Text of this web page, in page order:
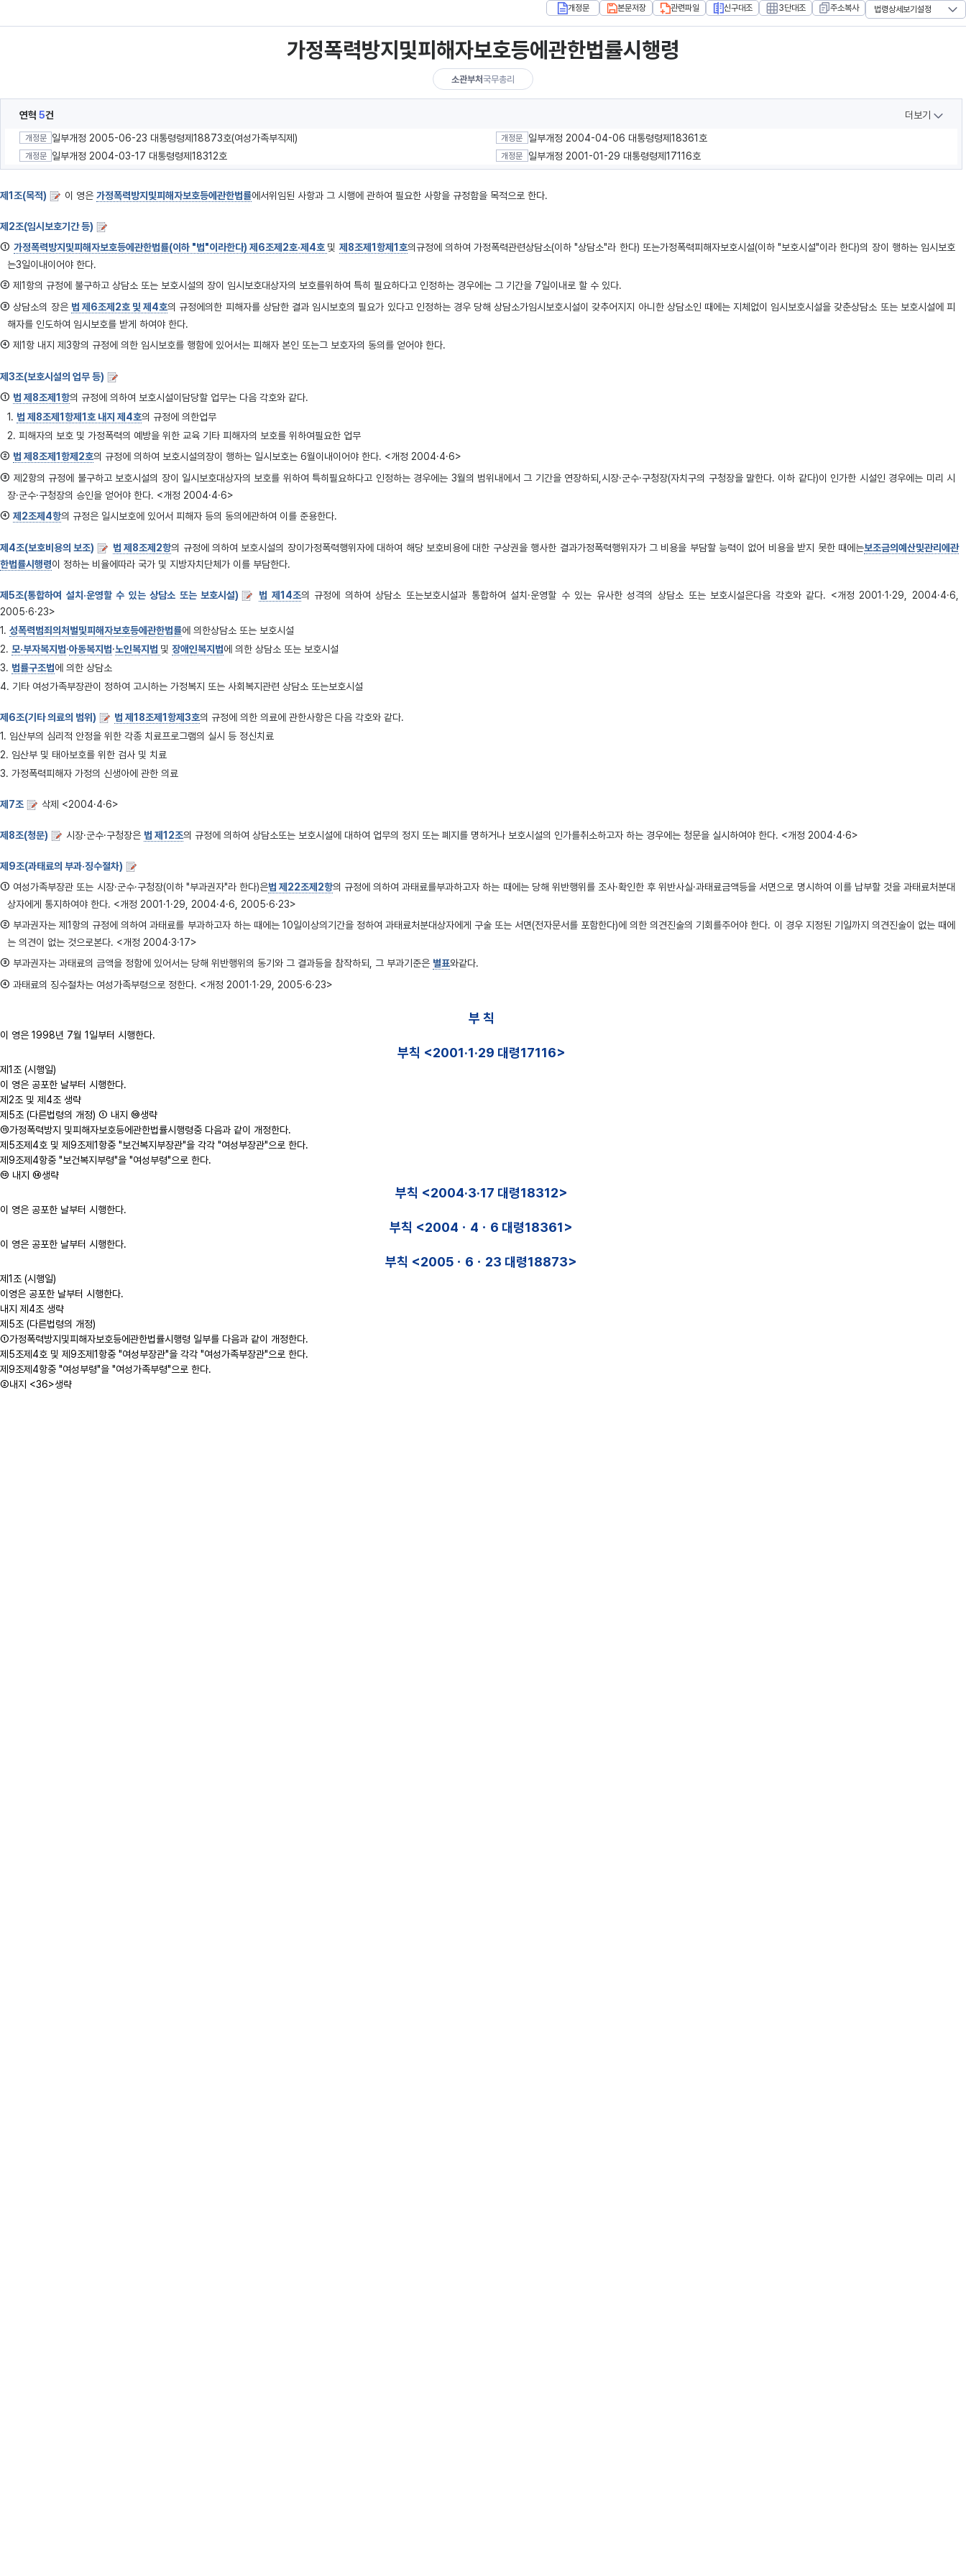
개정문 본문저장 관련파일 신구대조 3단대조 주소복사 법령상세보기설정
가정폭력방지및피해자보호등에관한법률시행령
소관부처국무총리
연혁 5건 더보기
개정문 일부개정 2005-06-23 대통령령제18873호(여성가족부직제) 개정문 일부개정 2004-04-06 대통령령제18361호
개정문 일부개정 2004-03-17 대통령령제18312호 개정문 일부개정 2001-01-29 대통령령제17116호
제1조(목적) 이 영은 가정폭력방지및피해자보호등에관한법률에서위임된 사항과 그 시행에 관하여 필요한 사항을 규정함을 목적으로 한다.
제2조(임시보호기간 등)
① 가정폭력방지및피해자보호등에관한법률(이하 "법"이라한다) 제6조제2호·제4호 및 제8조제1항제1호의규정에 의하여 가정폭력관련상담소(이하 "상담소"라 한다) 또는가정폭력피해자보호시설(이하 "보호시설"이라 한다)의 장이 행하는 임시보호
는3일이내이어야 한다.
② 제1항의 규정에 불구하고 상담소 또는 보호시설의 장이 임시보호대상자의 보호를위하여 특히 필요하다고 인정하는 경우에는 그 기간을 7일이내로 할 수 있다.
③ 상담소의 장은 법 제6조제2호 및 제4호의 규정에의한 피해자를 상담한 결과 임시보호의 필요가 있다고 인정하는 경우 당해 상담소가임시보호시설이 갖추어지지 아니한 상담소인 때에는 지체없이 임시보호시설을 갖춘상담소 또는 보호시설에 피
해자를 인도하여 임시보호를 받게 하여야 한다.
④ 제1항 내지 제3항의 규정에 의한 임시보호를 행함에 있어서는 피해자 본인 또는그 보호자의 동의를 얻어야 한다.
제3조(보호시설의 업무 등)
① 법 제8조제1항의 규정에 의하여 보호시설이담당할 업무는 다음 각호와 같다.
1. 법 제8조제1항제1호 내지 제4호의 규정에 의한업무
2. 피해자의 보호 및 가정폭력의 예방을 위한 교육 기타 피해자의 보호를 위하여필요한 업무
② 법 제8조제1항제2호의 규정에 의하여 보호시설의장이 행하는 일시보호는 6월이내이어야 한다. <개정 2004·4·6>
③ 제2항의 규정에 불구하고 보호시설의 장이 일시보호대상자의 보호를 위하여 특히필요하다고 인정하는 경우에는 3월의 범위내에서 그 기간을 연장하되,시장·군수·구청장(자치구의 구청장을 말한다. 이하 같다)이 인가한 시설인 경우에는 미리 시
장·군수·구청장의 승인을 얻어야 한다. <개정 2004·4·6>
④ 제2조제4항의 규정은 일시보호에 있어서 피해자 등의 동의에관하여 이를 준용한다.
제4조(보호비용의 보조) 법 제8조제2항의 규정에 의하여 보호시설의 장이가정폭력행위자에 대하여 해당 보호비용에 대한 구상권을 행사한 결과가정폭력행위자가 그 비용을 부담할 능력이 없어 비용을 받지 못한 때에는보조금의예산및관리에관
한법률시행령이 정하는 비율에따라 국가 및 지방자치단체가 이를 부담한다.
제5조(통합하여 설치·운영할 수 있는 상담소 또는 보호시설) 법 제14조의 규정에 의하여 상담소 또는보호시설과 통합하여 설치·운영할 수 있는 유사한 성격의 상담소 또는 보호시설은다음 각호와 같다. <개정 2001·1·29, 2004·4·6,
2005·6·23>
1. 성폭력범죄의처벌및피해자보호등에관한법률에 의한상담소 또는 보호시설
2. 모·부자복지법·아동복지법·노인복지법 및 장애인복지법에 의한 상담소 또는 보호시설
3. 법률구조법에 의한 상담소
4. 기타 여성가족부장관이 정하여 고시하는 가정복지 또는 사회복지관련 상담소 또는보호시설
제6조(기타 의료의 범위) 법 제18조제1항제3호의 규정에 의한 의료에 관한사항은 다음 각호와 같다.
1. 임산부의 심리적 안정을 위한 각종 치료프로그램의 실시 등 정신치료
2. 임산부 및 태아보호를 위한 검사 및 치료
3. 가정폭력피해자 가정의 신생아에 관한 의료
제7조 삭제 <2004·4·6>
제8조(청문) 시장·군수·구청장은 법 제12조의 규정에 의하여 상담소또는 보호시설에 대하여 업무의 정지 또는 폐지를 명하거나 보호시설의 인가를취소하고자 하는 경우에는 청문을 실시하여야 한다. <개정 2004·4·6>
제9조(과태료의 부과·징수절차)
① 여성가족부장관 또는 시장·군수·구청장(이하 "부과권자"라 한다)은법 제22조제2항의 규정에 의하여 과태료를부과하고자 하는 때에는 당해 위반행위를 조사·확인한 후 위반사실·과태료금액등을 서면으로 명시하여 이를 납부할 것을 과태료처분대
상자에게 통지하여야 한다. <개정 2001·1·29, 2004·4·6, 2005·6·23>
② 부과권자는 제1항의 규정에 의하여 과태료를 부과하고자 하는 때에는 10일이상의기간을 정하여 과태료처분대상자에게 구술 또는 서면(전자문서를 포함한다)에 의한 의견진술의 기회를주어야 한다. 이 경우 지정된 기일까지 의견진술이 없는 때에
는 의견이 없는 것으로본다. <개정 2004·3·17>
③ 부과권자는 과태료의 금액을 정함에 있어서는 당해 위반행위의 동기와 그 결과등을 참작하되, 그 부과기준은 별표와같다.
④ 과태료의 징수절차는 여성가족부령으로 정한다. <개정 2001·1·29, 2005·6·23>
부 칙
이 영은 1998년 7월 1일부터 시행한다.
부칙 <2001·1·29 대령17116>
제1조 (시행일)
이 영은 공포한 날부터 시행한다.
제2조 및 제4조 생략
제5조 (다른법령의 개정) ① 내지 ⑩생략
⑪가정폭력방지 및피해자보호등에관한법률시행령중 다음과 같이 개정한다.
제5조제4호 및 제9조제1항중 "보건복지부장관"을 각각 "여성부장관"으로 한다.
제9조제4항중 "보건복지부령"을 "여성부령"으로 한다.
⑫ 내지 ⑭생략
부칙 <2004·3·17 대령18312>
이 영은 공포한 날부터 시행한다.
부칙 <2004ㆍ4ㆍ6 대령18361>
이 영은 공포한 날부터 시행한다.
부칙 <2005ㆍ6ㆍ23 대령18873>
제1조 (시행일)
이영은 공포한 날부터 시행한다.
내지 제4조 생략
제5조 (다른법령의 개정)
①가정폭력방지및피해자보호등에관한법률시행령 일부를 다음과 같이 개정한다.
제5조제4호 및 제9조제1항중 "여성부장관"을 각각 "여성가족부장관"으로 한다.
제9조제4항중 "여성부령"을 "여성가족부령"으로 한다.
②내지 <36>생략